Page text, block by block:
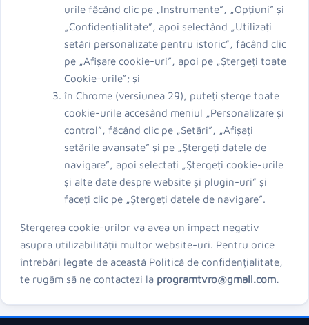
urile făcând clic pe „Instrumente”, „Opțiuni” și
„Confidențialitate”, apoi selectând „Utilizați
setări personalizate pentru istoric”, făcând clic
pe „Afișare cookie-uri”, apoi pe „Ștergeți toate
Cookie-urile“; și
în Chrome (versiunea 29), puteți șterge toate
cookie-urile accesând meniul „Personalizare și
control”, făcând clic pe „Setări”, „Afișați
setările avansate” și pe „Ștergeți datele de
navigare”, apoi selectați „Ștergeți cookie-urile
și alte date despre website și plugin-uri” și
faceți clic pe „Ștergeți datele de navigare”.
Ștergerea cookie-urilor va avea un impact negativ
asupra utilizabilității multor website-uri. Pentru orice
întrebări legate de această Politică de confidențialitate,
te rugăm să ne contactezi la programtvro@gmail.com.